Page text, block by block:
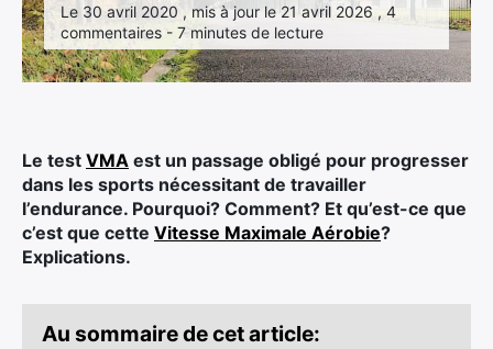
Le 30 avril 2020 , mis à jour le 21 avril 2026 , 4
commentaires - 7 minutes de lecture
Le test VMA est un passage obligé pour progresser
dans les sports nécessitant de travailler
l’endurance. Pourquoi? Comment? Et qu’est-ce que
c’est que cette Vitesse Maximale Aérobie?
Explications.
Au sommaire de cet article:
Ultra Trail de Mon Jardin
Grand Tour du Bassin d’Arcachon
Actu Running
TA PRÉPA SUR-MESURE